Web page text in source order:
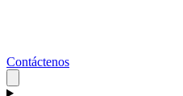
Contáctenos